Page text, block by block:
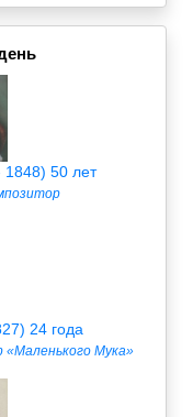
50 лет
24 года
«Маленького Мука»